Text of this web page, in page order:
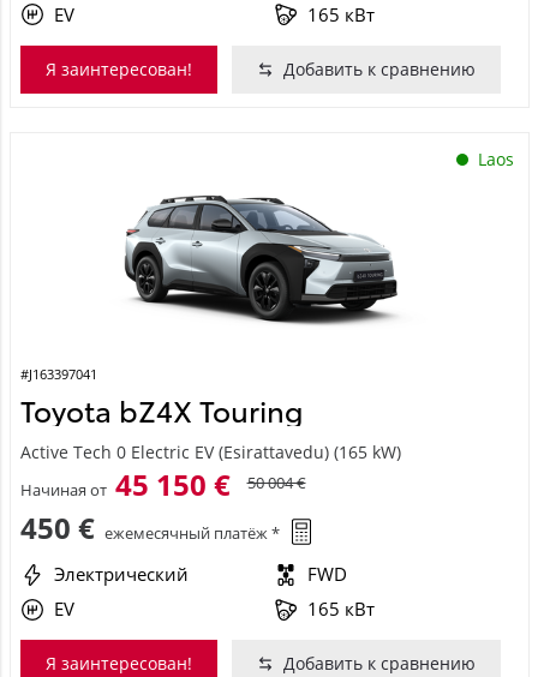
EV
165 кВт
Я заинтересован! Добавить к сравнению
Laos
#J163397041
Toyota bZ4X Touring
Active Tech 0 Electric EV (Esirattavedu) (165 kW)
Начиная от 45 150 € 50 004 €
450 € ежемесячный платёж *
Электрический
FWD
EV
165 кВт
Я заинтересован! Добавить к сравнению